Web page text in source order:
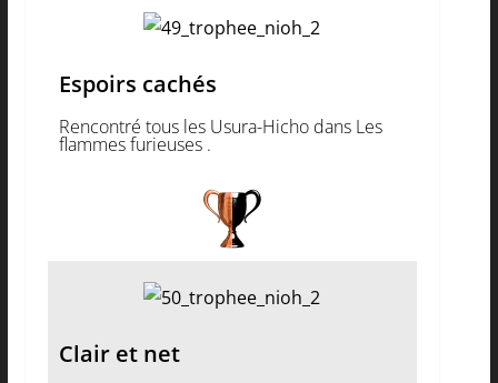
Espoirs cachés
Rencontré tous les Usura-Hicho dans Les
flammes furieuses .
Clair et net